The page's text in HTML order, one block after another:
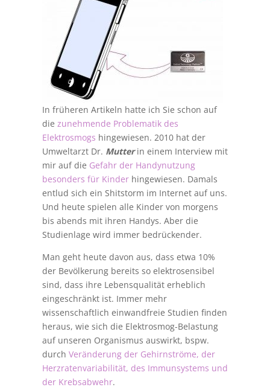
In früheren Artikeln hatte ich Sie schon auf
die zunehmende Problematik des
Elektrosmogs hingewiesen. 2010 hat der
Umweltarzt Dr. Mutter in einem Interview mit
mir auf die Gefahr der Handynutzung
besonders für Kinderhingewiesen. Damals
entlud sich ein Shitstorm im Internet auf uns.
Und heute spielen alle Kinder von morgens
bis abends mit ihren Handys. Aber die
Studienlage wird immer bedrückender.
Man geht heute davon aus, dass etwa 10%
der Bevölkerung bereits so elektrosensibel
sind, dass ihre Lebensqualität erheblich
eingeschränkt ist. Immer mehr
wissenschaftlich einwandfreie Studien finden
heraus, wie sich die Elektrosmog-Belastung
auf unseren Organismus auswirkt, bspw.
durch Veränderung der Gehirnströme, der
Herzratenvariabilität, des Immunsystems und
der Krebsabwehr.